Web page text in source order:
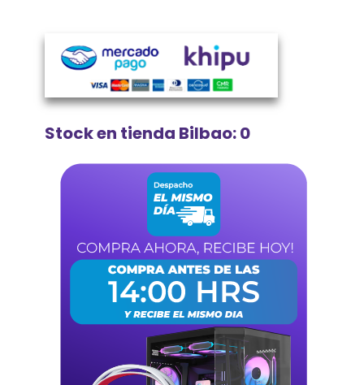
Stock en tienda Bilbao: 0